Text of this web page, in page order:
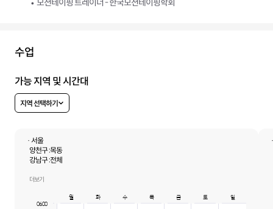
모션테이핑 트레이너 - 한국모션테이핑학회
수업
가능 지역 및 시간대
지역 선택하기
· 서울
양천구 :목동
강남구 :전체
용산구 :
더보기
월 화 수 목 금 토
일
06:00